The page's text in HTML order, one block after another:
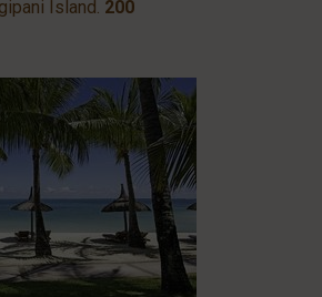
Island. 200